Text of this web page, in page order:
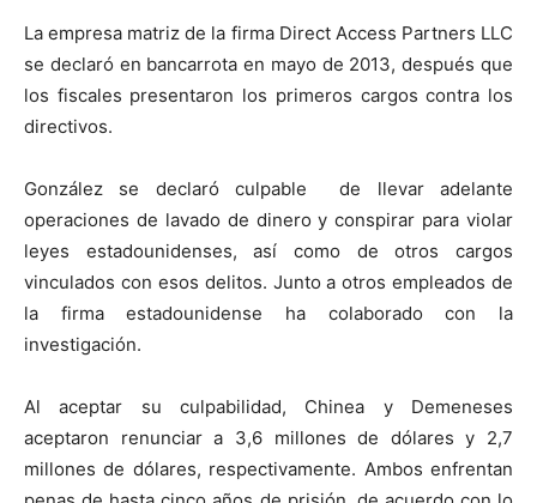
La empresa matriz de la firma Direct Access Partners LLC
se declaró en bancarrota en mayo de 2013, después que
los fiscales presentaron los primeros cargos contra los
directivos.
González se declaró culpable de llevar adelante
operaciones de lavado de dinero y conspirar para violar
leyes estadounidenses, así como de otros cargos
vinculados con esos delitos. Junto a otros empleados de
la firma estadounidense ha colaborado con la
investigación.
Al aceptar su culpabilidad, Chinea y Demeneses
aceptaron renunciar a 3,6 millones de dólares y 2,7
millones de dólares, respectivamente. Ambos enfrentan